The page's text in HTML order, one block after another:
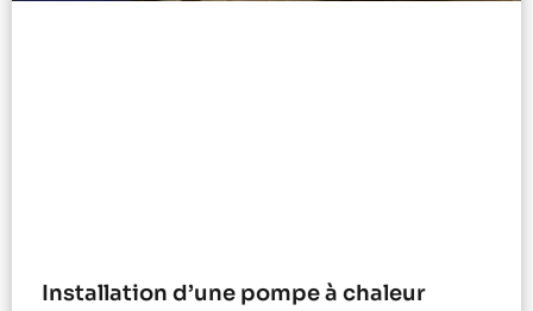
Installation d’une pompe à chaleur